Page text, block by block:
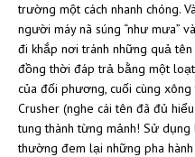
trường một cách nhanh chóng.
người máy nã súng “như mưa”
đi khắp nơi tránh những quả
đồng thời đáp trả bằng một
của đối phương, cuối cùng
Crusher (nghe cái tên đã đủ
tung thành từng mảnh! Sử
thường đem lại những pha